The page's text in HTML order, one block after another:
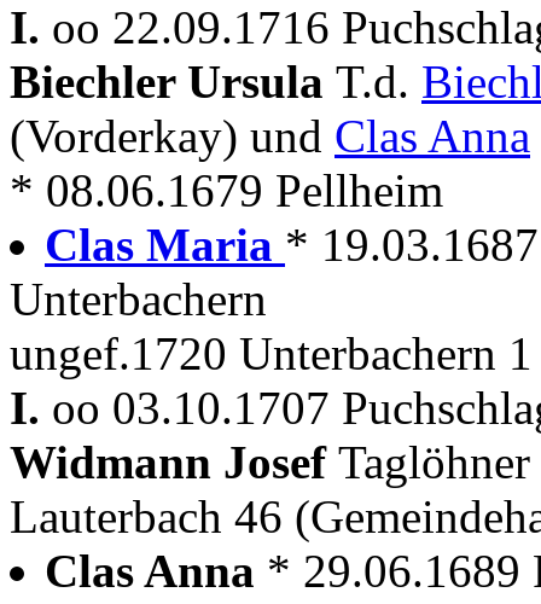
I. oo 22.09.1716
Biechler Ursula T.d.
(Vorderkay) und Clas Anna
* 08.06.1679 Pellheim
Clas Maria *
Unterbachern
ungef.1720 Unterbachern
I. oo 03.10.1707
Widmann Josef
Lauterbach 46
Clas Anna * 29.06.1689